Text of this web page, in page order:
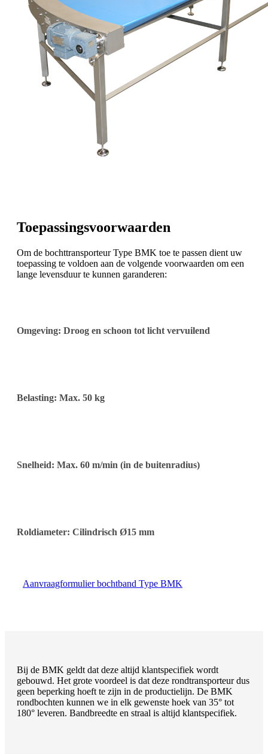
Toepassingsvoorwaarden
Om de bochttransporteur Type BMK toe te passen dient uw
toepassing te voldoen aan de volgende voorwaarden om een
lange levensduur te kunnen garanderen:
Omgeving: Droog en schoon tot licht vervuilend
Belasting: Max. 50 kg
Snelheid: Max. 60 m/min (in de buitenradius)
Roldiameter: Cilindrisch Ø15 mm
Aanvraagformulier bochtband Type BMK
Bij de BMK geldt dat deze altijd klantspecifiek wordt
gebouwd. Het grote voordeel is dat deze rondtransporteur dus
geen beperking hoeft te zijn in de productielijn. De BMK
rondbochten kunnen we in elk gewenste hoek van 35° tot
180° leveren. Bandbreedte en straal is altijd klantspecifiek.